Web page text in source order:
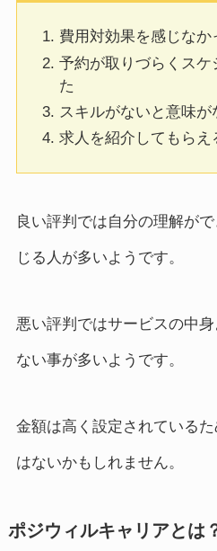
費用対効果を感じなか
予約が取りづらくス
た
スキルがないと意味が
求人を紹介してもらえ
良い評判では自分の理解が
じる人が多いようです。
悪い評判ではサービスの中
ない事が多いようです。
金額は高く設定されている
はないかもしれません。
ポジウィルキャリアとは